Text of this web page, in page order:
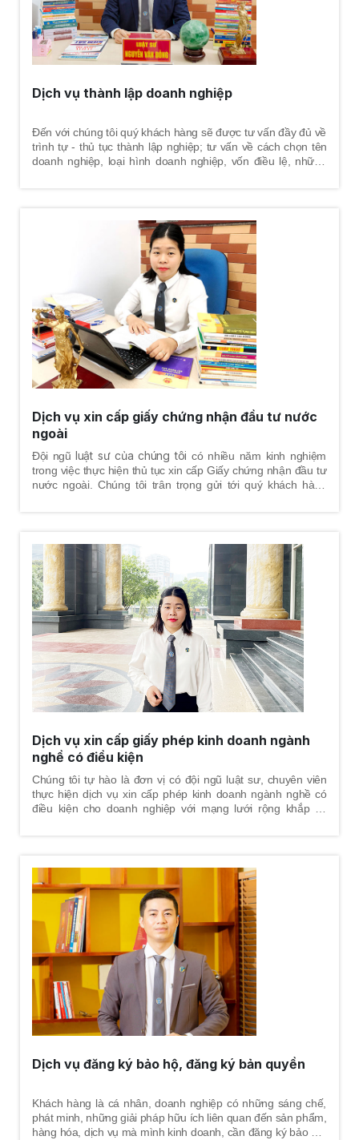
Dịch vụ thành lập doanh nghiệp
Đến với chúng tôi quý khách hàng sẽ được tư vấn đầy đủ về
trình tự - thủ tục thành lập nghiệp; tư vấn về cách chọn tên
doanh nghiệp, loại hình doanh nghiệp, vốn điều lệ, những
quá trình doanh nghiệp hoạt động.
Dịch vụ xin cấp giấy chứng nhận đầu tư nước
ngoài
Đội ngũ luật sư của chúng tôi có nhiều năm kinh nghiệm
trong việc thực hiện thủ tục xin cấp Giấy chứng nhận đầu tư
nước ngoài. Chúng tôi trân trọng gửi tới quý khách hàng
Dịch vụ xin cấp giấy phép kinh doanh ngành
nghề có điều kiện
Chúng tôi tự hào là đơn vị có đội ngũ luật sư, chuyên viên
thực hiện dịch vụ xin cấp phép kinh doanh ngành nghề có
điều kiện cho doanh nghiệp với mạng lưới rộng khắp cả
Dịch vụ đăng ký bảo hộ, đăng ký bản quyền
Khách hàng là cá nhân, doanh nghiệp có những sáng chế,
phát minh, những giải pháp hữu ích liên quan đến sản phẩm,
hàng hóa, dịch vụ mà mình kinh doanh, cần đăng ký bảo hộ,